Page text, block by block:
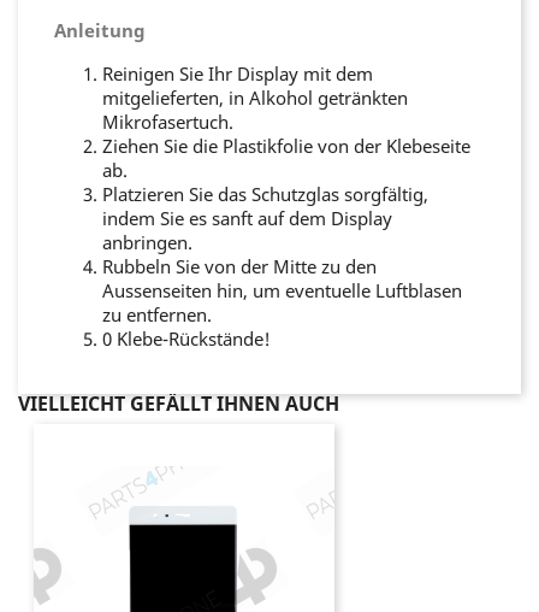
Anleitung
Reinigen Sie Ihr Display mit dem
mitgelieferten, in Alkohol getränkten
Mikrofasertuch.
Ziehen Sie die Plastikfolie von der Klebeseite
ab.
Platzieren Sie das Schutzglas sorgfältig,
indem Sie es sanft auf dem Display
anbringen.
Rubbeln Sie von der Mitte zu den
Aussenseiten hin, um eventuelle Luftblasen
zu entfernen.
0 Klebe-Rückstände!
VIELLEICHT GEFÄLLT IHNEN AUCH